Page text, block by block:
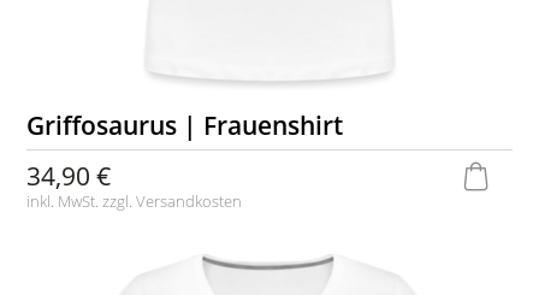
Griffosaurus | Frauenshirt
34,90 €
inkl. MwSt. zzgl.Versandkosten